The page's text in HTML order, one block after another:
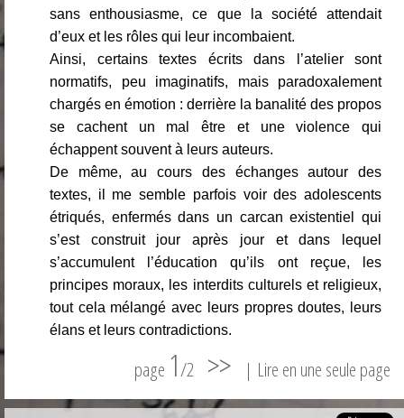
sans enthousiasme, ce que la société attendait
d’eux et les rôles qui leur incombaient.
Ainsi, certains textes écrits dans l’atelier sont
normatifs, peu imaginatifs, mais paradoxalement
chargés en émotion : derrière la banalité des propos
se cachent un mal être et une violence qui
échappent souvent à leurs auteurs.
De même, au cours des échanges autour des
textes, il me semble parfois voir des adolescents
étriqués, enfermés dans un carcan existentiel qui
s’est construit jour après jour et dans lequel
s’accumulent l’éducation qu’ils ont reçue, les
principes moraux, les interdits culturels et religieux,
tout cela mélangé avec leurs propres doutes, leurs
élans et leurs contradictions.
page 1/2 >> | Lire en une seule page